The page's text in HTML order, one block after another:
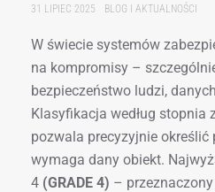
31 LIPIEC 2025 BLOG I AKTUALNOŚCI
W świecie systemów
na kompromisy –
bezpieczeństwo ludzi,
Klasyfikacja według stopnia
pozwala precyzyjnie określić
wymaga dany obiekt.
4 (GRADE 4) –